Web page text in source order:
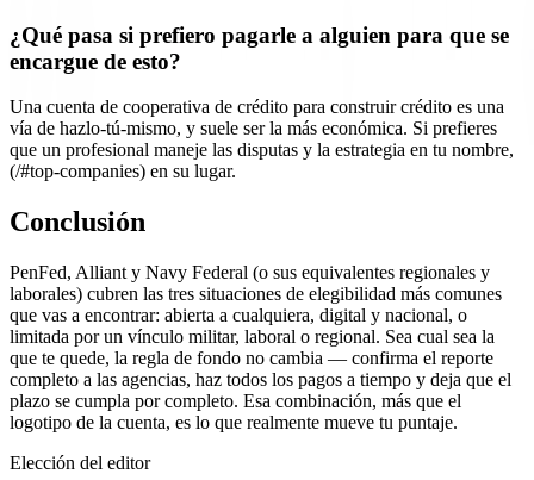
¿Qué pasa si prefiero pagarle a alguien para que se
encargue de esto?
Una cuenta de cooperativa de crédito para construir crédito es una
vía de hazlo-tú-mismo, y suele ser la más económica. Si prefieres
que un profesional maneje las disputas y la estrategia en tu nombre,
(/#top-companies) en su lugar.
Conclusión
PenFed, Alliant y Navy Federal (o sus equivalentes regionales y
laborales) cubren las tres situaciones de elegibilidad más comunes
que vas a encontrar: abierta a cualquiera, digital y nacional, o
limitada por un vínculo militar, laboral o regional. Sea cual sea la
que te quede, la regla de fondo no cambia — confirma el reporte
completo a las agencias, haz todos los pagos a tiempo y deja que el
plazo se cumpla por completo. Esa combinación, más que el
logotipo de la cuenta, es lo que realmente mueve tu puntaje.
Elección del editor